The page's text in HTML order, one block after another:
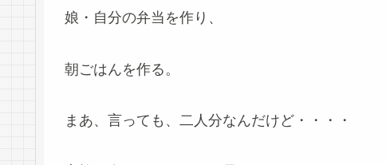
娘・自分の弁当を作り、
朝ごはんを作る。
まあ、言っても、二人分なんだけど・・・・